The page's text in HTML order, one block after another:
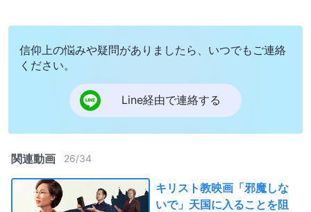
信仰上の悩みや疑問がありましたら、いつでもご連絡
ください。
Line経由で連絡する
関連動画 26/34
キリスト教映画「邪魔しな
いで」天国に入ることを阻